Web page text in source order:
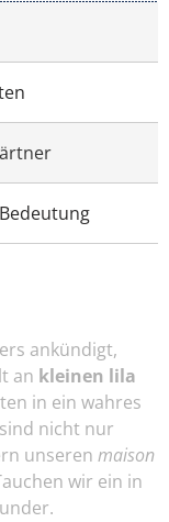
ankündigt,
an kleinen lila
in ein wahres
nicht nur
unseren maison
wir ein in